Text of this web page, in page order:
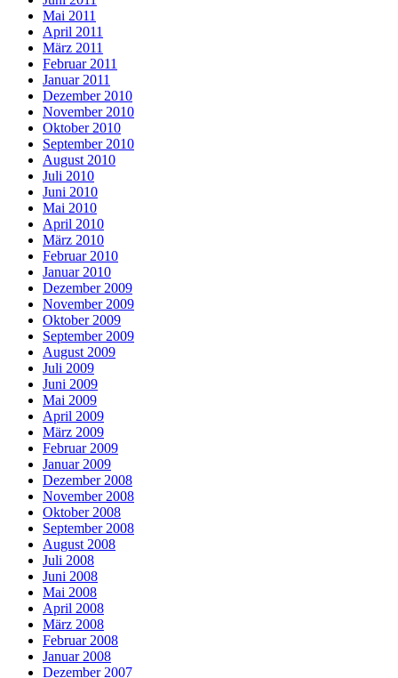
Mai 2011
April 2011
März 2011
Februar 2011
Januar 2011
Dezember 2010
November 2010
Oktober 2010
September 2010
August 2010
Juli 2010
Juni 2010
Mai 2010
April 2010
März 2010
Februar 2010
Januar 2010
Dezember 2009
November 2009
Oktober 2009
September 2009
August 2009
Juli 2009
Juni 2009
Mai 2009
April 2009
März 2009
Februar 2009
Januar 2009
Dezember 2008
November 2008
Oktober 2008
September 2008
August 2008
Juli 2008
Juni 2008
Mai 2008
April 2008
März 2008
Februar 2008
Januar 2008
Dezember 2007